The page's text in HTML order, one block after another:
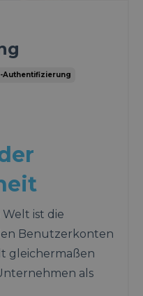
Authentifizierung
ist die
Benutzerkonten
gleichermaßen
als